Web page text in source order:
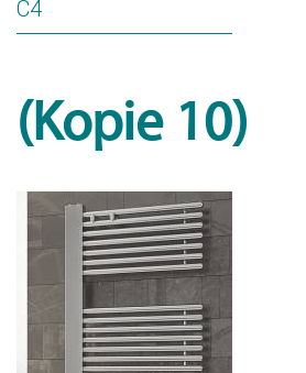
C4
(Kopie 10)